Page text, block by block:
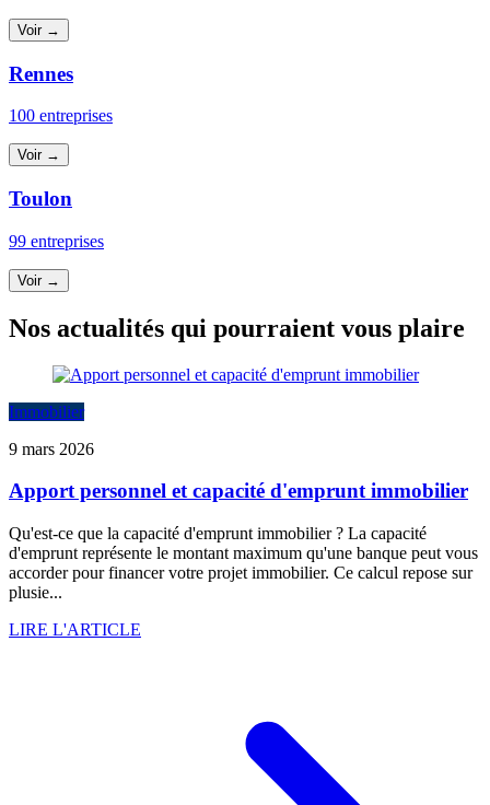
Voir →
Rennes
100 entreprises
Voir →
Toulon
99 entreprises
Voir →
Nos actualités qui pourraient vous plaire
Immobilier
9 mars 2026
Apport personnel et capacité d'emprunt immobilier
Qu'est-ce que la capacité d'emprunt immobilier ? La capacité
d'emprunt représente le montant maximum qu'une banque peut vous
accorder pour financer votre projet immobilier. Ce calcul repose sur
plusie...
LIRE L'ARTICLE